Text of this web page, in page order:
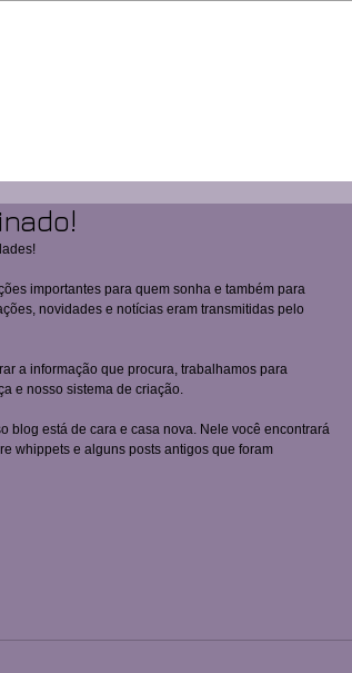
importantes para quem sonha e também para
novidades e notícias eram transmitidas pelo
a informação que procura, trabalhamos para
e nosso sistema de criação.
blog está de cara e casa nova. Nele você encontrará
whippets e alguns posts antigos que foram